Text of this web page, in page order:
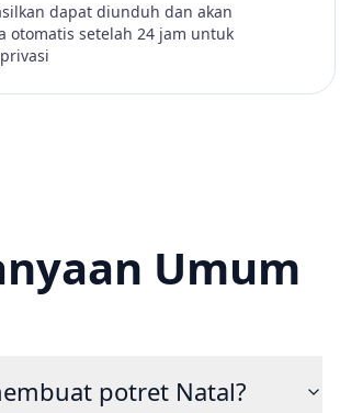
dapat diunduh dan akan
otomatis setelah 24 jam untuk
Umum
potret Natal?